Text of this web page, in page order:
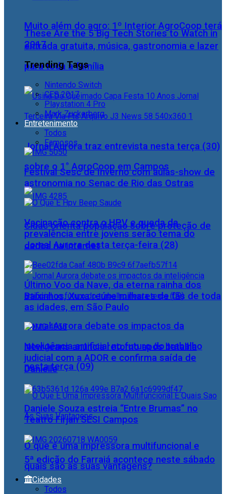
Muito além do agro: 1º Interior AgroCoop terá
entrada gratuita, música, gastronomia e lazer
para toda a família
Jornal Aurora traz entrevista nesta terça (30)
sobre o 1° AgroCoop em Campos
Cidac orienta população sobre proteção de
dados na internet
Jornal Aurora debate os impactos da
inteligência artificial no futuro do trabalho
nesta terça (09)
O que é uma impressora multifuncional e
quais são as suas vantagens?
These Are the 5 Big Tech Stories to Watch in
2017
Trending Tags
Nintendo Switch
CES 2017
Playstation 4 Pro
Mark Zuckerberg
Entretenimento
Todos
Famosos
Festival Sesc de Inverno com aulas-show de
astronomia no Senac de Rio das Ostras
Vacinação contra o HPV e queda da
prevalência entre jovens serão tema do
Jornal Aurora desta terça-feira (28)
Último Voo da Nave, da eterna rainha dos
Baixinhos, Xuxa reúne milhares de fãs de toda
as idades, em São Paulo
NewJeans anuncia retorno após batalha
judicial com a ADOR e confirma saída de
Danielle
Daniele Souza estreia “Entre Brumas” no
Teatro Firjan SESI Campos
5ª edição do Farraiá acontece neste sábado
Cidades
Todos